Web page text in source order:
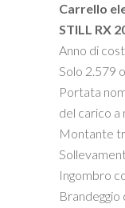
Carrello
STILL RX
Anno di
Solo 2.579
Portata
del carico a
Montante
Ingombro